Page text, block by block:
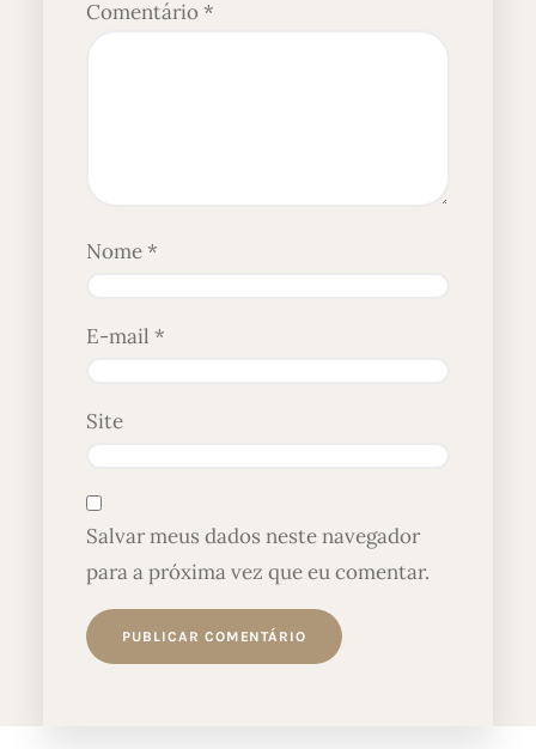
Comentário*
Nome*
E-mail *
Site
Salvar meus dados neste navegador
para a próxima vez que eu comentar.